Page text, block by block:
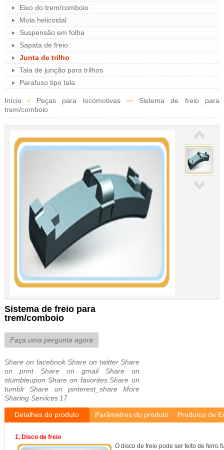
Eixo do trem/comboio
Mola helicoidal
Suspensão em folha
Sapata de freio
Junta de trilho
Tala de junção para trilhos
Parafuso tipo tala
Início> Peças para locomotivas>> Sistema de freio para
trem/comboio
Sistema de freio para
trem/comboio
Faça uma pergunta agora
Share on facebook Share on twitter Share
on print
Share on gmail
Share on
stumbleupon Share on favorites Share on
tumblr
Share on pinterest_share
More
Sharing Services 17
Detalhes do produto Parâmetros do produto Produtos de
1. Disco de freio
O disco de freio pode ser feito de ferro